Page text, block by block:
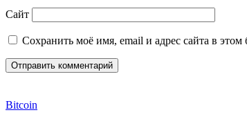
Сайт
Сохранить моё имя, email и адрес сайта в
Bitcoin